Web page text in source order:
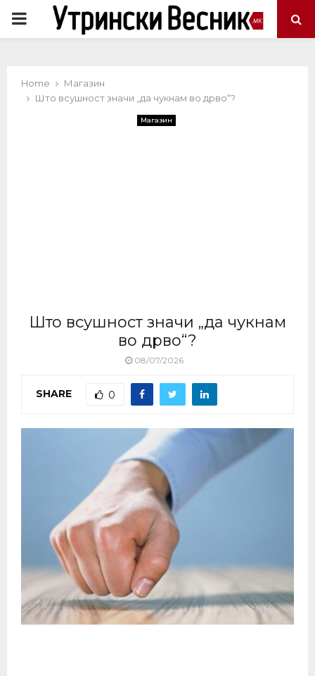
PRIMARY
Home
Магазин
Што всушност значи „да чукнам во дрво“?
Магазин
Што всушност значи „да чукнам
во дрво“?
08/07/2026
SHARE 0